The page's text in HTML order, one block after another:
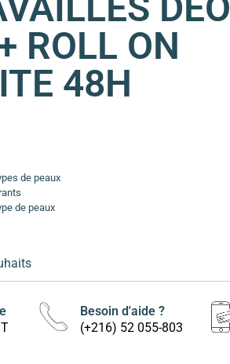
ROLL ON
48H
de peaux
de peaux
Besoin d'aide ?
(+216) 52 055-803